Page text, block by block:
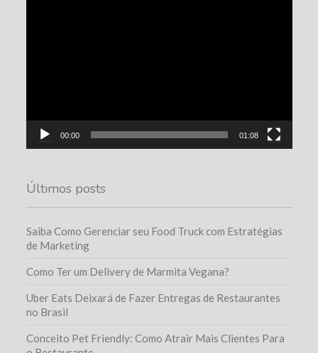
00:00 01:08
Últimos posts
Saiba Como Gerenciar seu Food Truck com Estratégias
de Marketing
Como Ter um Delivery de Marmita Vegana?
Uber Eats Deixará de Fazer Entregas de Restaurantes
no Brasil
Conceito Pet Friendly: Como Atrair Mais Clientes Para